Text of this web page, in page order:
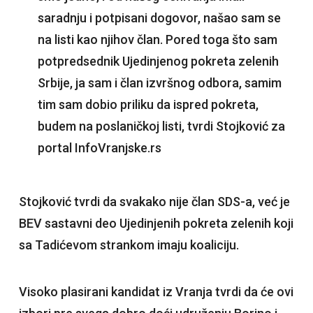
saradnju i potpisani dogovor, našao sam se
na listi kao njihov član. Pored toga što sam
potpredsednik Ujedinjenog pokreta zelenih
Srbije, ja sam i član izvršnog odbora, samim
tim sam dobio priliku da ispred pokreta,
budem na poslaničkoj listi, tvrdi Stojković za
portal InfoVranjske.rs
Stojković tvrdi da svakako nije član SDS-a, već je
BEV sastavni deo Ujedinjenih pokreta zelenih koji
sa Tadićevom strankom imaju koaliciju.
Visoko plasirani kandidat iz Vranja tvrdi da će ovi